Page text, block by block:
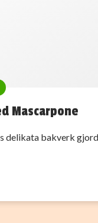
Mascarpone
delikata bakverk